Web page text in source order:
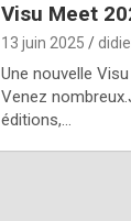
Visu Meet
13 juin 2025
Une nouvelle
Venez
éditions,…